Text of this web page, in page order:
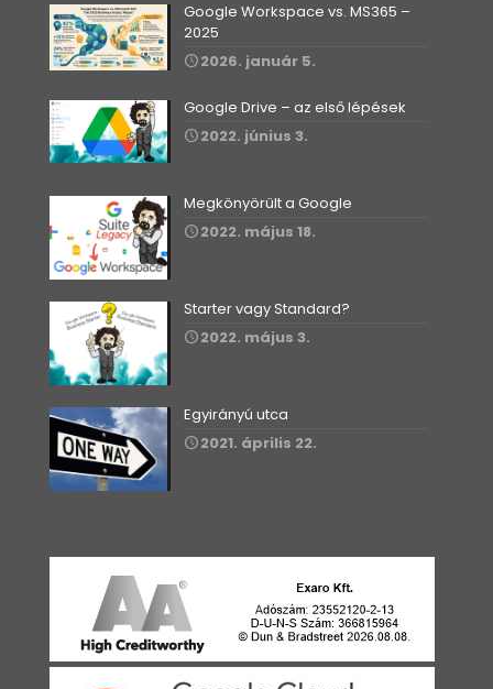
Google Workspace vs. MS365 –
2025
2026. január 5.
Google Drive – az első lépések
2022. június 3.
Megkönyörült a Google
2022. május 18.
Starter vagy Standard?
2022. május 3.
Egyirányú utca
2021. április 22.